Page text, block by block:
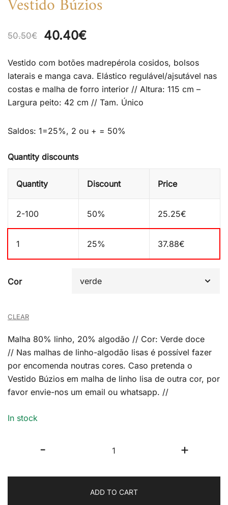
50.50€
Original
was:
50.50€.
40.40€Current
is:
40.40€.
Vestido com botões madrepérola cosidos, bolsos
laterais e manga cava. Elástico regulável/ajsutável nas
costas e malha de forro interior // Altura: 115 cm –
Largura peito: 42 cm // Tam. Único
Saldos: 1=25%, 2 ou + = 50%
Quantity discounts
Quantity Discount Price
2-100 50% 25.25€
1 25% 37.88€
Cor
CLEAR
Malha 80% linho, 20% algodão // Cor: Verde doce
// Nas malhas de linho-algodão lisas é possível fazer
por encomenda noutras cores. Caso pretenda o
Vestido Búzios em malha de linho lisa de outra cor, por
favor envie-nos um email ou whatsapp. //
In stock
-
Búzios
+
ADD TO CART